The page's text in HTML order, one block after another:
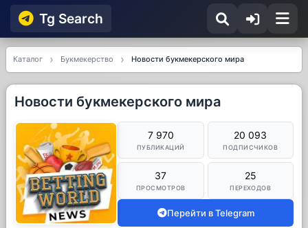
Tg Searсh
Каталог Букмекерство Новости букмекерского мира
Новости букмекерского мира
7 970
ПУБЛИКАЦИЙ
20 093
ПОДПИСЧИКОВ
37
ПРОСМОТРОВ
25
ПЕРЕХОДОВ
Перейти в Telegram